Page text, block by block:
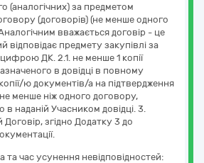
(аналогічних) за предметом
(договорів) (не менше одного
вважається договір - це
відповідає предмету закупівлі за
ДК. 2.1. не менше 1 копії
в довідці в повному
ю документів/а на підтвердження
менше ніж одного договору,
в наданій Учасником довідці. 3.
згідно Додатку 3 до
та час усунення невідповідностей: